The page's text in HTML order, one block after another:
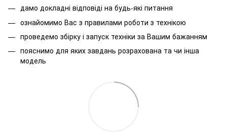
дамо докладні відповіді на будь-які питання
ознайомимо Вас з правилами роботи з технікою
проведемо збірку і запуск техніки за Вашим бажанням
пояснимо для яких завдань розрахована та чи інша
модель